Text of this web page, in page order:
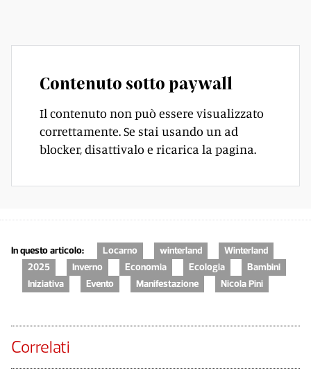
Contenuto sotto paywall
Il contenuto non può essere visualizzato
correttamente. Se stai usando un ad
blocker, disattivalo e ricarica la pagina.
In questo articolo: Locarno winterland
Winterland
2025
Inverno Economia Ecologia
Bambini
Iniziativa
Evento Manifestazione Nicola Pini
Correlati